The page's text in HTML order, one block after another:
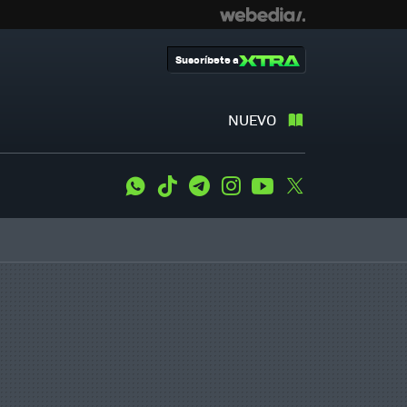
NUEVO
Suscríbete a
WhatsApp
Tiktok TelegramInstagramYoutube